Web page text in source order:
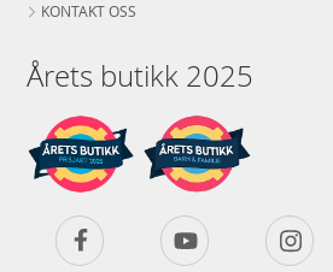
KONTAKT OSS
Årets butikk 2025